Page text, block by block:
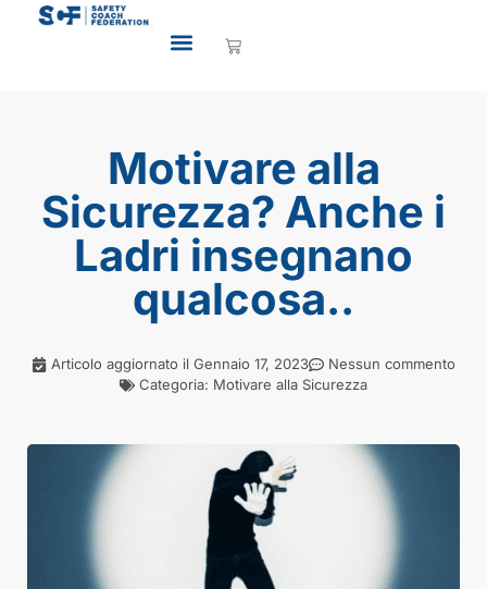
Motivare alla
Sicurezza? Anche i
Ladri insegnano
qualcosa..
Articolo aggiornato il Gennaio 17, 2023
Nessun commento
Categoria: Motivare alla Sicurezza